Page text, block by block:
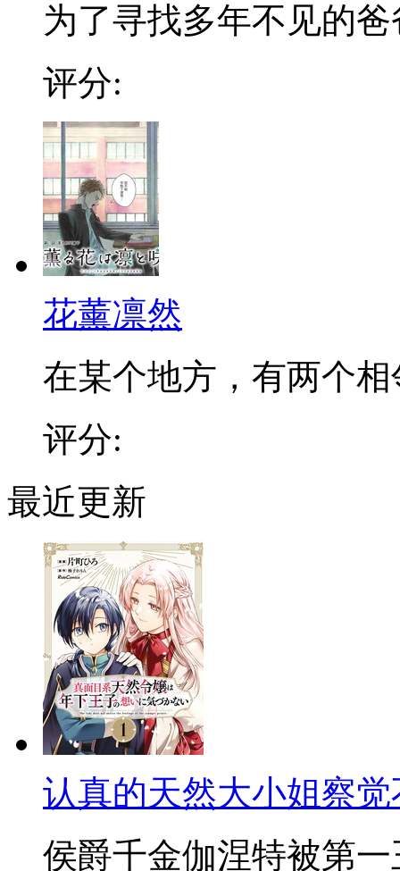
为了寻找多年不见的爸
评分:
花薰凛然
在某个地方，有两个相
评分:
最近更新
认真的天然大小姐察
侯爵千金伽涅特被第一